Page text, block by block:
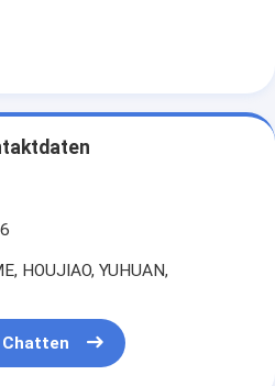
HOUJIAO, YUHUAN,